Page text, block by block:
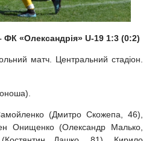
ФК «Олександрія» U-19 1:3 (0:2)
матч. Центральний стадіон.
(Дмитро Скожепа, 46),
Онищенко (Олександр Малько,